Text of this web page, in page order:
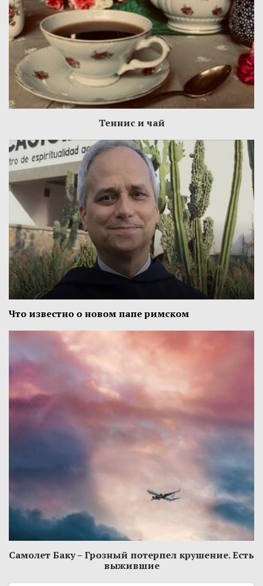
Теннис и чай
Что известно о новом папе римском
Самолет Баку – Грозный потерпел крушение. Есть
выжившие